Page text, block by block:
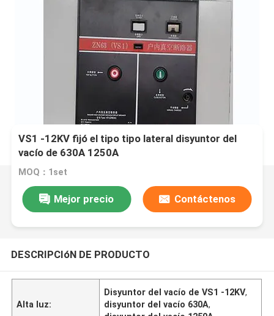
VS1 -12KV fijó el tipo tipo lateral disyuntor del
vacío de 630A 1250A
MOQ：1set
Mejor precio Contáctenos
DESCRIPCIóN DE PRODUCTO
Alta luz:
Disyuntor del vacío de VS1 -12KV,
disyuntor del vacío 630A,